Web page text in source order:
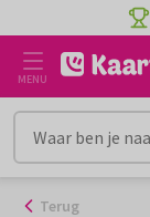
naar
inhoud
MENU
Terug